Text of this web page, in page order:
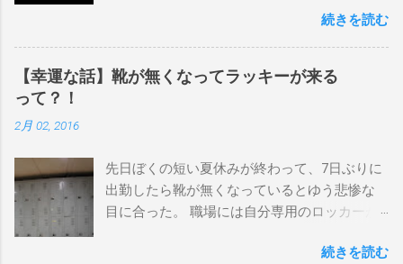
狙っているポイント バーレー、キラ、レイ
ンボーベイ、クーリービーチ 絶対に入りたい
ポイント ベルズビーチ、グレートオーシャ
5'10"×18'3/8×2'3/16 Glassing Team 4×4
Extra Toe patch FCS Dacy 6'0 Nick Maz 5'5"×
18'7/8"×2'5/18 FCS 375mm 295mm Firewire
Slater design OMNI 5' 3"×18'5/8"×2'1/4" Round
テルやリゾートに滞在して目の前のブレイク
を独占するスタイル。もうひとつが、複数の
ポイントを巡る「ボートトリップ」です。 今
回はそのボートトリップで、時間と空間の贅
系YouTubeチャンネル「よういちチャンネル
Spirit Kooks」と、国内外のサーフトリップ専
門旅行会社「Geekoutトラベル」さんとのコラ
際に行ったアクセス方法やスケジュールをま
続きを読む
【幸運な話】靴が無くなってラッキーが来る
って？！
2月 02, 2016
先日ぼくの短い夏休みが終わって、7日ぶりに
出勤したら靴が無くなっているとゆう悲惨な
目に合った。 職場には自分専用のロッカーが
んでいるのだが、仕事中に履いているシェフ
続きを読む